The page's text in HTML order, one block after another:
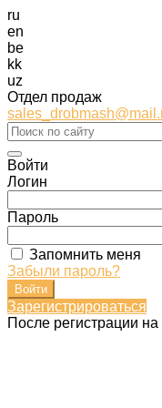
ru
en
be
kk
uz
Отдел продаж
Войти
Логин
Пароль
Запомнить меня
Забыли пароль?
Зарегистрироваться
После регистрации